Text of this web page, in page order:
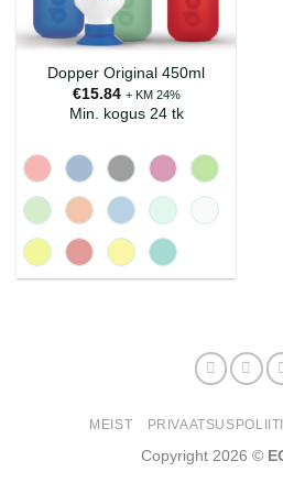
Dopper Original 450ml
€15.84 + KM 24%
Min. kogus 24 tk
MEIST
Copyright 2026 ©